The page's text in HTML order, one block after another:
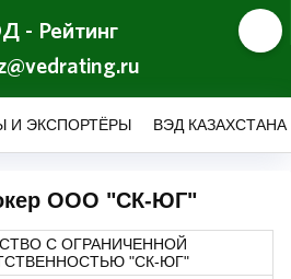
- Рейтинг
И ЭКСПОРТЁРЫ ВЭД КАЗАХСТАНА
ООО "СК-ЮГ"
С ОГРАНИЧЕННОЙ
"СК-ЮГ"